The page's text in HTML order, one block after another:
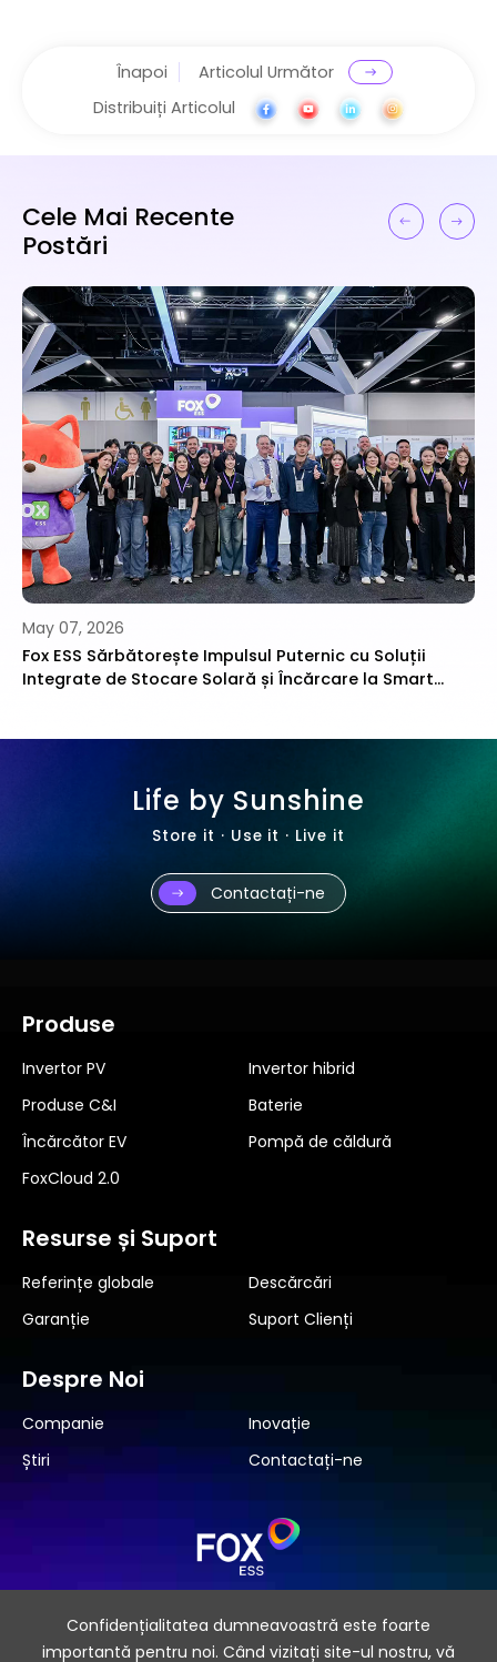
Confidențialitatea dumneavoastră este foarte
importantă pentru noi. Când vizitați site-ul nostru, vă
Înapoi
Articolul Următor
Distribuiți Articolul
Cele Mai Recente
Postări
May 07, 2026
Fox ESS Sărbătorește Impulsul Puternic cu Soluții
Integrate de Stocare Solară și Încărcare la Smart
Life by Sunshine
Store it · Use it · Live it
Contactați-ne
Abonați-vă
Produse
Invertor PV
Invertor hibrid
Produse C&I
Baterie
Încărcător EV
Pompă de căldură
FoxCloud 2.0
Resurse și Suport
Referințe globale
Descărcări
Garanție
Suport Clienți
Despre Noi
Companie
Inovație
Știri
Contactați-ne